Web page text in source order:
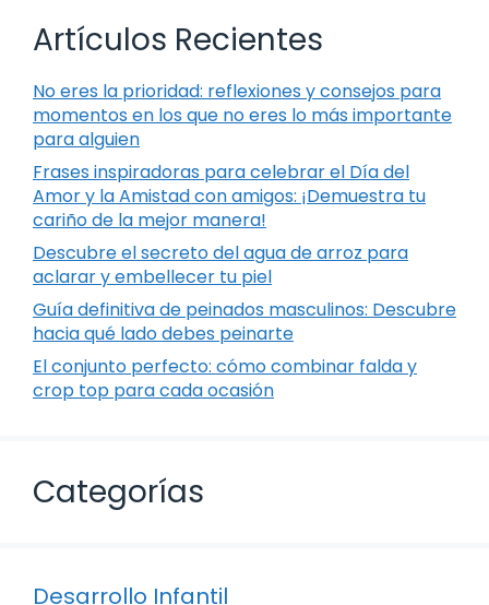
Artículos Recientes
No eres la prioridad: reflexiones y consejos para
momentos en los que no eres lo más importante
para alguien
Frases inspiradoras para celebrar el Día del
Amor y la Amistad con amigos: ¡Demuestra tu
cariño de la mejor manera!
Descubre el secreto del agua de arroz para
aclarar y embellecer tu piel
Guía definitiva de peinados masculinos: Descubre
hacia qué lado debes peinarte
El conjunto perfecto: cómo combinar falda y
crop top para cada ocasión
Categorías
Desarrollo Infantil